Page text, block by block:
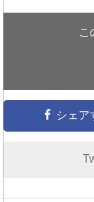
こ
シェア